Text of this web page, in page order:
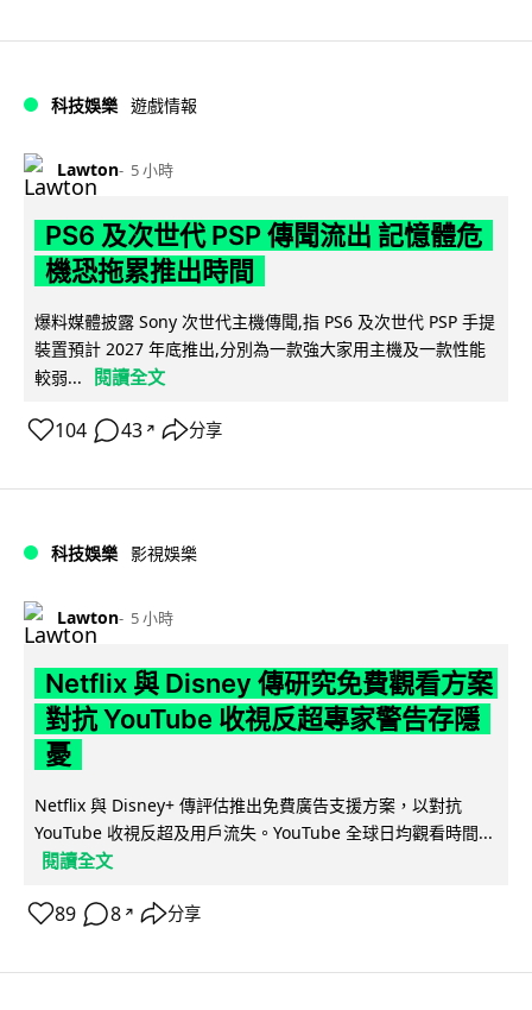
科技娛樂 遊戲情報
Lawton 5 小時
PS6 及次世代 PSP 傳聞流出 記憶體危
機恐拖累推出時間
爆料媒體披露 Sony 次世代主機傳聞,指 PS6 及次世代 PSP 手提
裝置預計 2027 年底推出,分別為一款強大家用主機及一款性能
較弱...
閱讀全文
104 43 ↗ 分享
科技娛樂 影視娛樂
Lawton 5 小時
Netflix 與 Disney 傳研究免費觀看方案
對抗 YouTube 收視反超專家警告存隱
憂
Netflix 與 Disney+ 傳評估推出免費廣告支援方案，以對抗
YouTube 收視反超及用戶流失。YouTube 全球日均觀看時間...
閱讀全文
89 8 ↗ 分享